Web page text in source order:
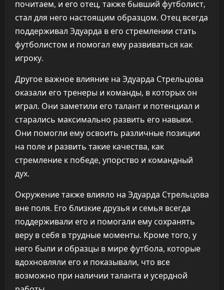
почитаем, и его отец, также бывший футболист,
стал для него настоящим образцом. Отец всегда
поддерживал Эдуарда в его стремлении стать
футболистом и помогал ему развиваться как
игроку.
Другое важное влияние на Эдуарда Стрельцова
оказали его тренеры и команды, в которых он
играл. Они заметили его талант и потенциал и
старались максимально развить его навыки.
Они помогли ему освоить различные позиции
на поле и развить такие качества, как
стремление к победе, упорство и командный
дух.
Окружение также влияло на Эдуарда Стрельцова
вне поля. Его близкие друзья и семья всегда
поддерживали его и помогали ему сохранять
веру в себя в трудные моменты. Кроме того, у
него были и образцы в мире футбола, которые
вдохновляли его и показывали, что все
возможно при наличии таланта и усердной